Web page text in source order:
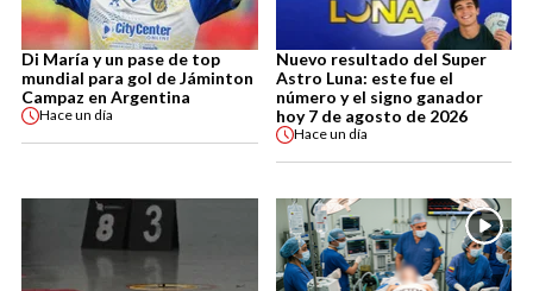
Di María y un pase de top
mundial para gol de Jáminton
Campaz en Argentina
Haceun día
Nuevo resultado del Super
Astro Luna: este fue el
número y el signo ganador
hoy 7 de agosto de 2026
Haceun día